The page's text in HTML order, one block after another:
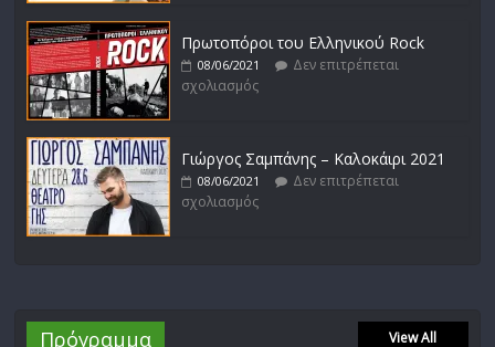
Πρωτοπόροι του Ελληνικού Rock
08/06/2021
Δεν επιτρέπεται
σχολιασμός
Γιώργος Σαμπάνης – Καλοκάιρι 2021
08/06/2021
Δεν επιτρέπεται
σχολιασμός
Πρόγραμμα View All